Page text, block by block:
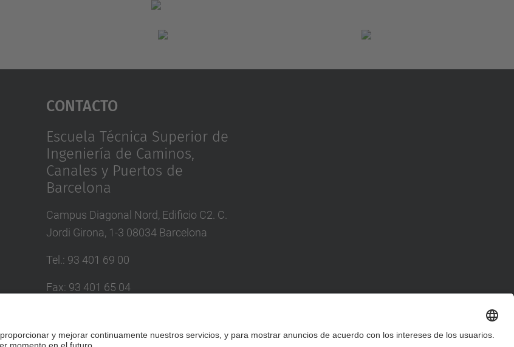
Contacto
Escuela Técnica Superior de
Ingeniería de Caminos,
Canales y Puertos de
Barcelona
Campus Diagonal Nord, Edificio C2. C.
Jordi Girona, 1-3 08034 Barcelona
Tel. : 93 401 69 00
Fax: 93 401 65 04
Formulario de contacto